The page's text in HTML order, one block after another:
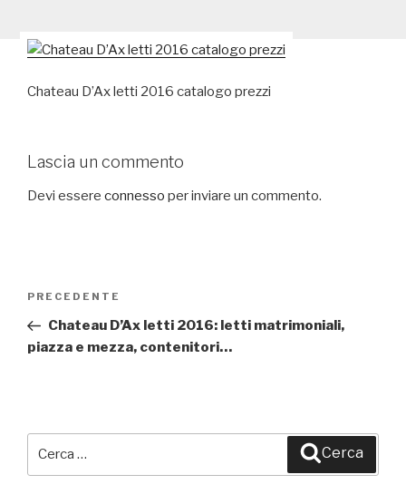
Chateau D’Ax letti 2016 catalogo prezzi
Lascia un commento
Devi essere connesso per inviare un commento.
Navigazione
Articolo
precedente:
PRECEDENTE
Chateau D’Ax letti 2016: letti matrimoniali,
piazza e mezza, contenitori…
Cerca